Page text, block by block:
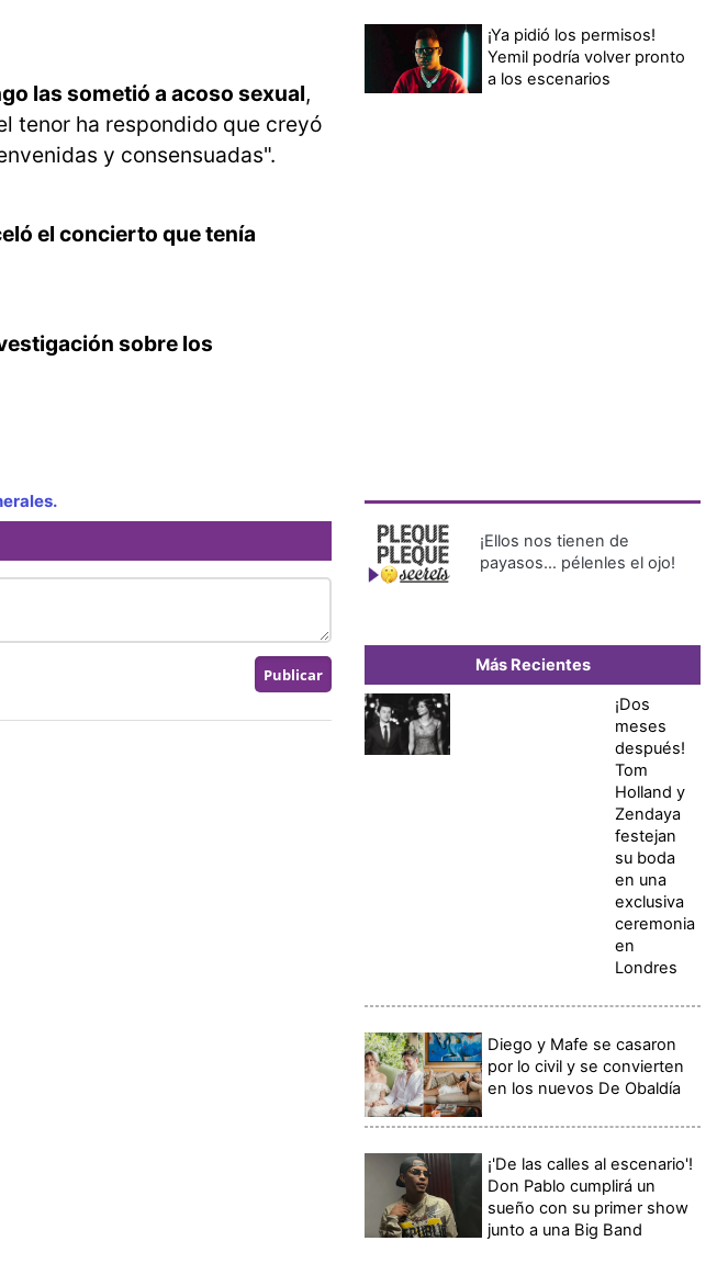
las sometió a acoso sexual,
tenor ha respondido que creyó
y consensuadas".
el concierto que tenía
sobre los
¡Ya pidió los permisos!
Yemil podría volver pronto
a los escenarios
¡Ellos nos tienen de
payasos… pélenles el ojo!
Más Recientes
¡Dos
meses
después!
Tom
Holland y
Zendaya
festejan
su boda
en una
exclusiva
ceremonia
en
Londres
Diego y Mafe se casaron
por lo civil y se convierten
en los nuevos De Obaldía
¡'De las calles al escenario'!
Don Pablo cumplirá un
sueño con su primer show
junto a una Big Band